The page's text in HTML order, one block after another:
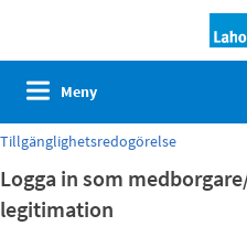
Meny
Tillgänglighetsredogörelse
Logga in som
legitimation